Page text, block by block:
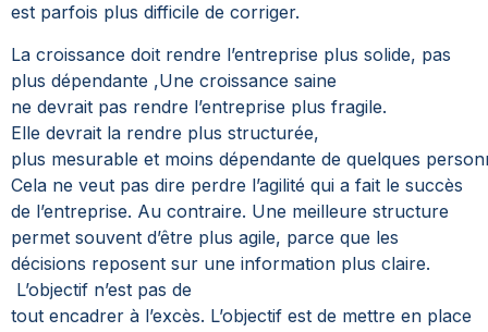
est parfois plus difficile de corriger.
La croissance doit rendre l’entreprise plus solide, pas
plus dépendante ,Une croissance saine
ne devrait pas rendre l’entreprise plus fragile.
Elle devrait la rendre plus structurée,
plus mesurable et moins dépendante de quelques
Cela ne veut pas dire perdre l’agilité qui a fait le succès
de l’entreprise. Au contraire. Une meilleure structure
permet souvent d’être plus agile, parce que les
décisions reposent sur une information plus claire.
L’objectif n’est pas de
tout encadrer à l’excès. L’objectif est de mettre en place